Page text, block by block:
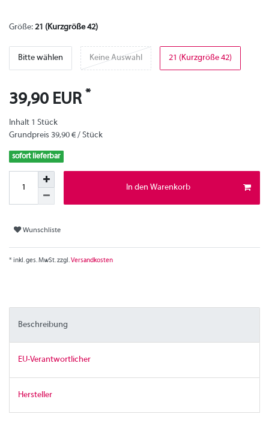
Größe: 21 (Kurzgröße 42)
Bitte wählen Keine Auswahl 21 (Kurzgröße 42)
39,90 EUR *
Inhalt 1 Stück
Grundpreis 39,90 € / Stück
sofort lieferbar
In den Warenkorb
Wunschliste
* inkl. ges. MwSt. zzgl.Versandkosten
Beschreibung
EU-Verantwortlicher
Hersteller